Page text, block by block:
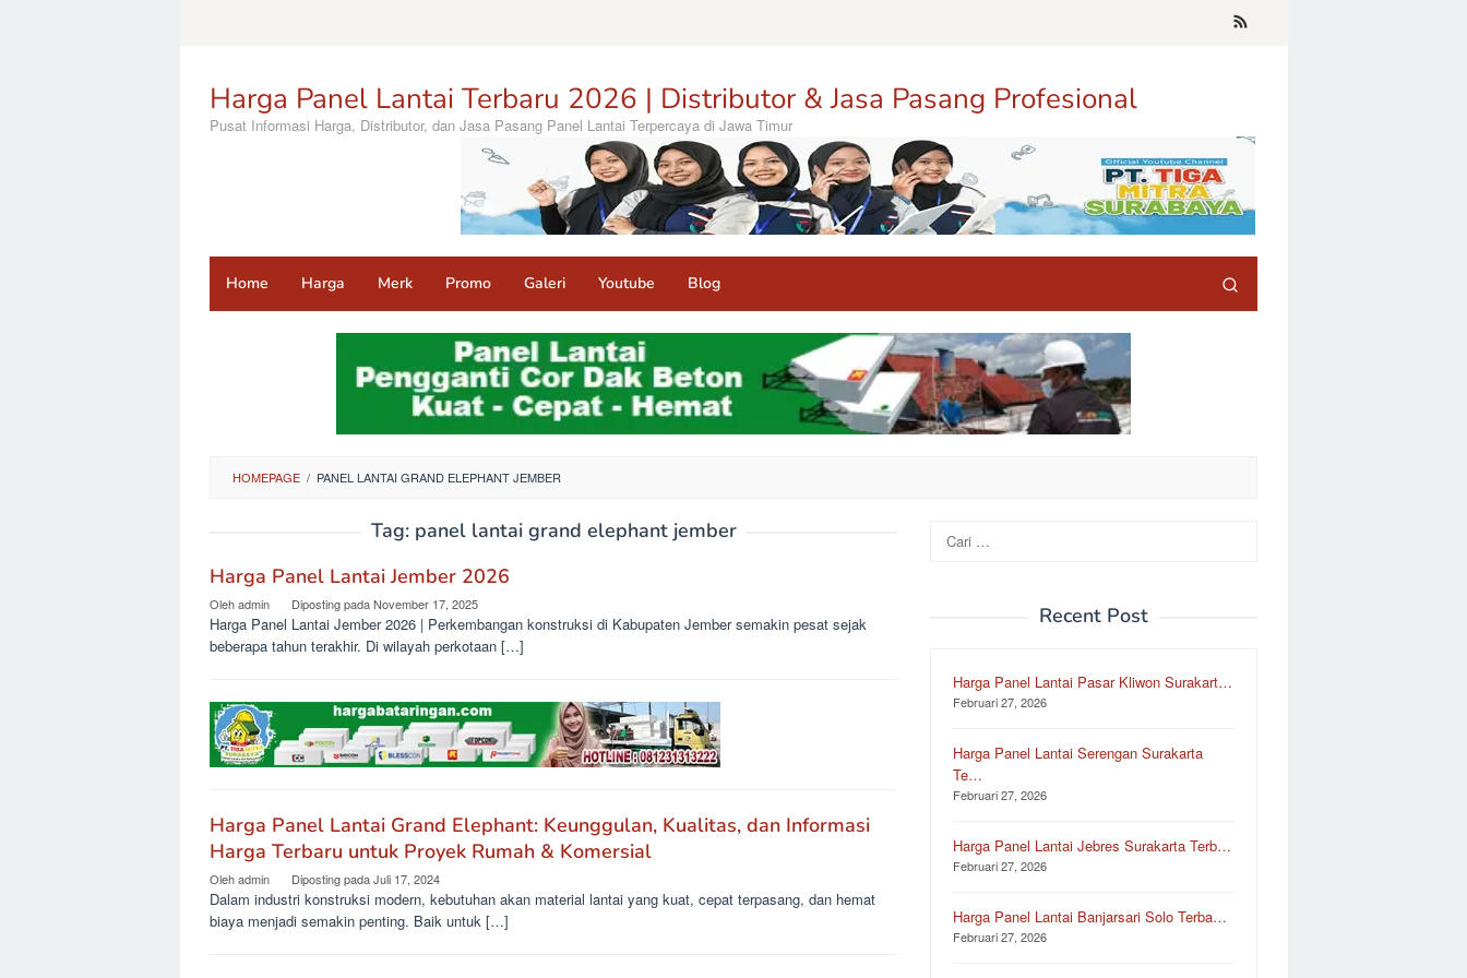
Harga Panel Lantai Terbaru 2026 | Distributor & Jasa Pasang Profesional
Pusat Informasi Harga, Distributor, dan Jasa Pasang Panel Lantai Terpercaya di Jawa Timur
Home Harga Merk Promo Galeri Youtube Blog
HOMEPAGE / PANEL LANTAI GRAND ELEPHANT JEMBER
Tag: panel lantai grand elephant jember
Harga Panel Lantai Jember 2026
Olehadmin Diposting padaNovember 17, 2025
Harga Panel Lantai Jember 2026 | Perkembangan konstruksi di Kabupaten Jember semakin pesat sejak
beberapa tahun terakhir. Di wilayah perkotaan […]
Harga Panel Lantai Grand Elephant: Keunggulan, Kualitas, dan Informasi
Harga Terbaru untuk Proyek Rumah & Komersial
Olehadmin Diposting padaJuli 17, 2024
Dalam industri konstruksi modern, kebutuhan akan material lantai yang kuat, cepat terpasang, dan hemat
biaya menjadi semakin penting. Baik untuk […]
Cari
untuk:
Recent Post
Harga Panel Lantai Pasar Kliwon Surakart…
Februari 27, 2026
Harga Panel Lantai Serengan Surakarta
Te…
Februari 27, 2026
Harga Panel Lantai Jebres Surakarta Terb…
Februari 27, 2026
Harga Panel Lantai Banjarsari Solo Terba…
Februari 27, 2026